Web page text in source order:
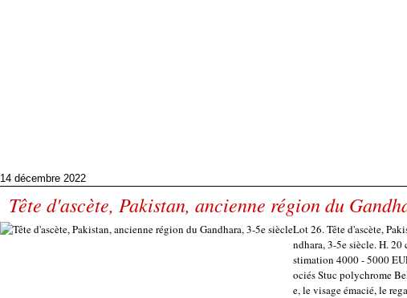
14 décembre 2022
Tête d'ascète, Pakistan, ancienne région du
Lot 26. Tête d'ascète,
ndhara, 3-5e siècle. H.
stimation 4000 - 5000
ociés Stuc polychrome
e, le visage émacié, le